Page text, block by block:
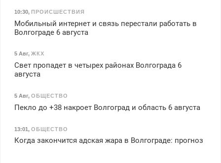
10:30, ПРОИСШЕСТВИЯ
Мобильный интернет и связь перестали работать в
Волгограде 6 августа
5 Авг, ЖКХ
Свет пропадет в четырех районах Волгограда 6
августа
5 Авг, ОБЩЕСТВО
Пекло до +38 накроет Волгоград и область 6 августа
13:01, ОБЩЕСТВО
Когда закончится адская жара в Волгограде: прогноз